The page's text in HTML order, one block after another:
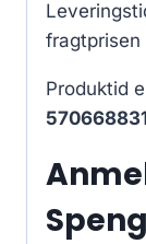
fragtprisen
Produktid